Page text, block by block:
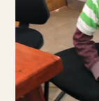
gran cena en
dormir a la
descansar y
a Dschang.
Douala 13 de